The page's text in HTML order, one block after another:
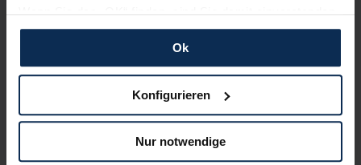
Wenn Sie das „OK“ finden, sind Sie damit einverstanden
und erlauben uns Cookies für unseren Service zu
verwenden und diese Daten an Dritte weiterzugeben,
etwa an unsere Marketingpartner. Falls Sie dem nicht
zustimmen möchten, beschränken wir uns auf die
dann nicht auf Sie zuschneiden und Sie somit nicht
perfekt auf dem Weg zu Ihrem Neuwagen unterstützen.
Ok
Konfigurieren
Nur notwendige
Mercedes B-Klasse Sports Tourer (Test 2023):
Auf neuer Höhe dank Facelift?